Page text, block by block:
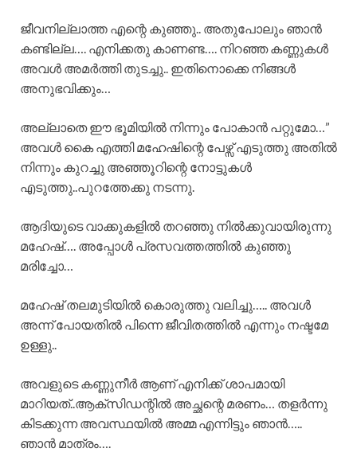
ജീവനില്ലാത്ത എന്റെ കുഞ്ഞു.. അതുപോലും ഞാൻ
കണ്ടില്ല…. എനിക്കതു കാണണ്ട…. നിറഞ്ഞ കണ്ണുകൾ
അവൾ അമർത്തി തുടച്ചു.. ഇതിനൊക്കെ നിങ്ങൾ
അനുഭവിക്കും…
അല്ലാതെ ഈ ഭൂമിയിൽ നിന്നും പോകാൻ പറ്റുമോ…”
അവൾ കൈ എത്തി മഹേഷിന്റെ പേഴ്സ് എടുത്തു അതിൽ
നിന്നും കുറച്ചു അഞ്ഞൂറിന്റെ നോട്ടുകൾ
എടുത്തു..പുറത്തേക്കു നടന്നു.
ആദിയുടെ വാക്കുകളിൽ തറഞ്ഞു നിൽക്കുവായിരുന്നു
മഹേഷ്‌…. അപ്പോൾ പ്രസവത്തത്തിൽ കുഞ്ഞു
മരിച്ചോ…
മഹേഷ്‌ തലമുടിയിൽ കൊരുത്തു വലിച്ചു….. അവൾ
അന്ന് പോയതിൽ പിന്നെ ജീവിതത്തിൽ എന്നും നഷ്ടമേ
ഉള്ളു..
അവളുടെ കണ്ണുനീർ ആണ് എനിക്ക് ശാപമായി
മാറിയത്..ആക്‌സിഡന്റിൽ അച്ഛന്റെ മരണം… തളർന്നു
കിടക്കുന്ന അവസ്ഥയിൽ അമ്മ എന്നിട്ടും ഞാൻ…..
ഞാൻ മാത്രം….